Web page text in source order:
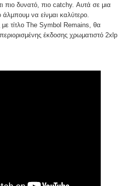
πιο δυνατό, πιο catchy. Αυτά σε μια
να είνμαι καλύτερο.
τίτλο The Symbol Remains, θα
έκδοσης χρωματιστό 2xlp